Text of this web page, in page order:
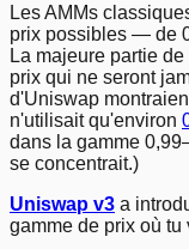
Les AMMs
prix possibles — de
La majeure partie
prix qui ne seront
d'Uniswap
n'utilisait qu'environ
dans la gamme
se concentrait.)
Uniswap v3 a
gamme de prix où